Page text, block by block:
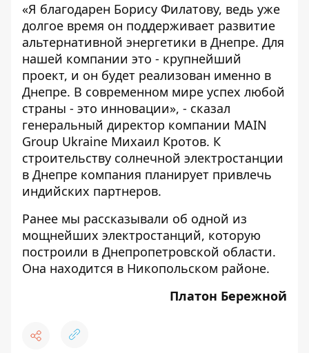
«Я благодарен Борису Филатову, ведь уже
долгое время он поддерживает развитие
альтернативной энергетики в Днепре. Для
нашей компании это - крупнейший
проект, и он будет реализован именно в
Днепре. В современном мире успех любой
страны - это инновации», - сказал
генеральный директор компании MAIN
Group Ukraine Михаил Кротов. К
строительству солнечной электростанции
в Днепре компания планирует привлечь
индийских партнеров.
Ранее мы рассказывали об одной из
мощнейших электростанций, которую
построили в Днепропетровской области.
Она находится в Никопольском районе.
Платон Бережной